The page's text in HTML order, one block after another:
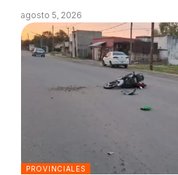
agosto 5, 2026
PROVINCIALES